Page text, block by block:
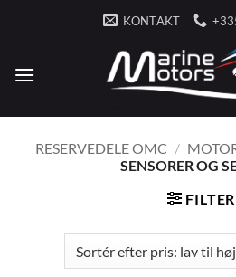
KONTAKT
RESERVEDELE OMC /
SENSORER OG
FILTER